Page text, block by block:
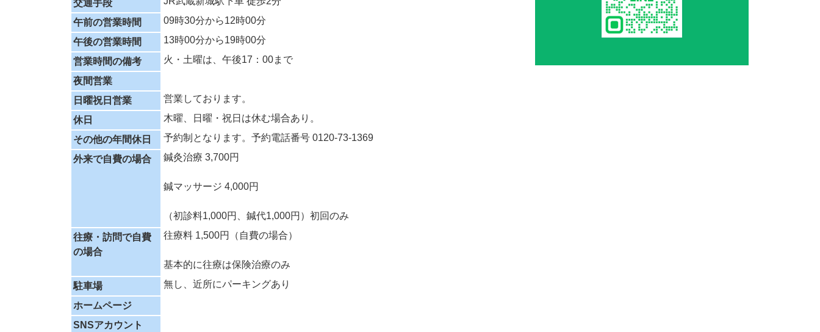
交通手段
午前の営業時間 09時30分から12時00分
午後の営業時間 13時00分から19時00分
営業時間の備考 火・土曜は、午後17：00まで
夜間営業
日曜祝日営業
営業しております。
休日 木曜、日曜・祝日は休む場合あり。
その他の年間休日 予約制となります。予約電話番号 0120-73-1369
外来で自費の場合 鍼灸治療 3,700円
鍼マッサージ 4,000円
（初診料1,000円、鍼代1,000円）初回のみ
往療・訪問で自費
の場合
往療料 1,500円（自費の場合）
基本的に往療は保険治療のみ
駐車場 無し、近所にパーキングあり
ホームページ
SNSアカウント